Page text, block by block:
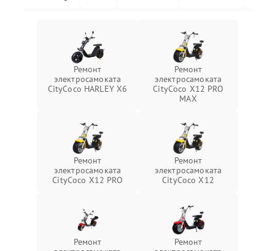
Ремонт
электросамоката
CityCoco HARLEY X6
Ремонт
электросамоката
CityCoco X12 PRO
MAX
Ремонт
электросамоката
CityCoco X12 PRO
Ремонт
электросамоката
CityCoco X12
Ремонт
Ремонт